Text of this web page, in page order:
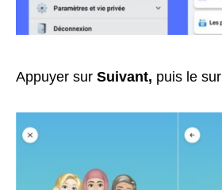
Appuyer sur Suivant, puis le sur